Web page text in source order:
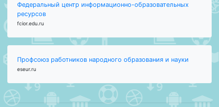
Федеральный центр информационно-образовательных
ресурсов
fcior.edu.ru
Профсоюз работников народного образования и науки
eseur.ru